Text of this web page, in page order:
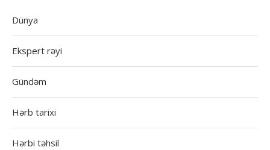
Dünya
Ekspert rəyi
Gündəm
Hərb tarixi
Hərbi təhsil